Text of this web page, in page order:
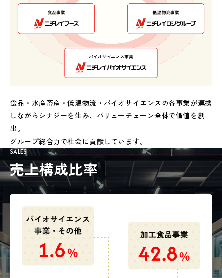
食品・水産畜産・低温物流・バイオサイエンスの各事業が連携
しながらシナジーを生み、バリューチェーン全体で価値を創
出。
グループ総合力で社会に貢献しています。
SALES
売上構成比率